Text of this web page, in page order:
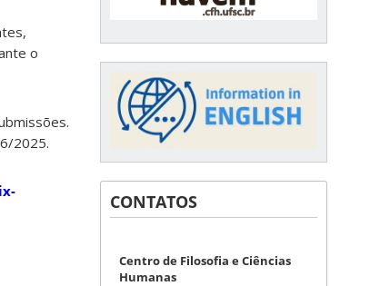
o
2025.
CONTATOS
Centro de Filosofia e Ciências
Humanas